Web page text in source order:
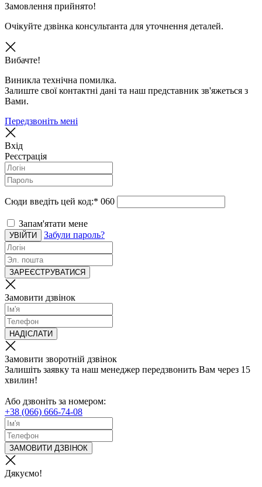
Замовлення прийнято!
Очікуйте дзвінка консультанта для уточнення деталей.
Вибачте!
Виникла технічна помилка.
Залиште свої контактні дані та наш представник зв'яжеться з
Вами.
Передзвоніть мені
Вхід
Реєстрація
Сюди введіть цей код:* 060
Запам'ятати мене
УВІЙТИ Забули пароль?
ЗАРЕЄСТРУВАТИСЯ
Замовити дзвінок
НАДІСЛАТИ
Замовити зворотній дзвінок
Залишіть заявку та наш менеджер передзвонить Вам через 15
хвилин!
Або дзвоніть за номером:
+38 (066) 666-74-08
ЗАМОВИТИ ДЗВІНОК
Дякуємо!